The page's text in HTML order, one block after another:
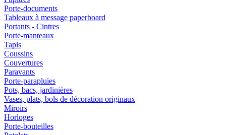
Porte-documents
Tableaux à message paperboard
Portants - Cintres
Porte-manteaux
Tapis
Coussins
Couvertures
Paravants
Porte-parapluies
Pots, bacs, jardinières
Vases, plats, bols de décoration originaux
Miroirs
Horloges
Porte-bouteilles